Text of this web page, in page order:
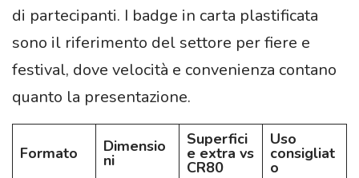
di partecipanti. I badge in carta plastificata
sono il riferimento del settore per fiere e
festival, dove velocità e convenienza contano
quanto la presentazione.
Formato Dimensio
ni
Superfici
e extra vs
CR80
Uso
consigliat
o